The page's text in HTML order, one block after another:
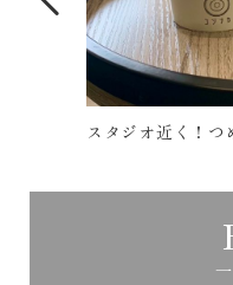
スタジオ